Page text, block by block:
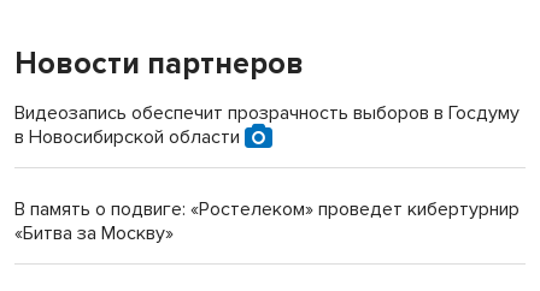
«Мы живём на пастбище!»: в новосибирском селе лошади
терроризируют жителей
Инвалид получил условный срок за избиение врачей
Новосибирский преподаватель с женой вошли в топ-16
Новости партнеров
Видеозапись обеспечит прозрачность выборов в Госдуму
в Новосибирской области
В память о подвиге: «Ростелеком» проведет кибертурнир
«Битва за Москву»